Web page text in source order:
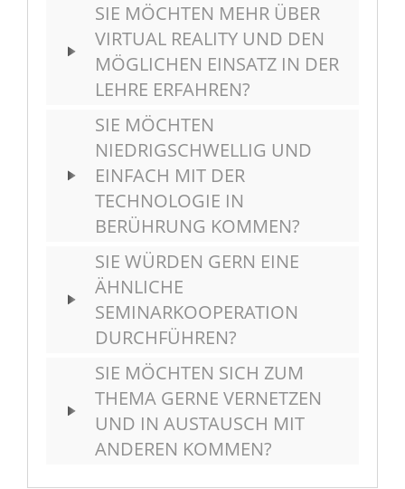
SIE MÖCHTEN MEHR ÜBER
VIRTUAL REALITY UND DEN
MÖGLICHEN EINSATZ IN DER
LEHRE ERFAHREN?
SIE MÖCHTEN
NIEDRIGSCHWELLIG UND
EINFACH MIT DER
TECHNOLOGIE IN
BERÜHRUNG KOMMEN?
SIE WÜRDEN GERN EINE
ÄHNLICHE
SEMINARKOOPERATION
DURCHFÜHREN?
SIE MÖCHTEN SICH ZUM
THEMA GERNE VERNETZEN
UND IN AUSTAUSCH MIT
ANDEREN KOMMEN?